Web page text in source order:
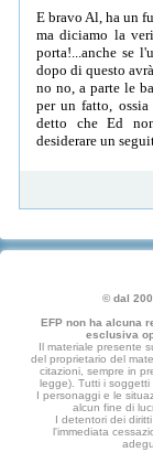
E bravo Al, ha un
ma diciamo la
porta!...anche se
dopo di questo
no no, a parte le
per un fatto,
detto che Ed
desiderare un
© dal
EFP non ha alcuna
esclusiva
Il materiale presente
del proprietario del
citazioni, sempre in
legge). Tutti i
I personaggi e le
alcun fine di
I detentori dei
l'immediata